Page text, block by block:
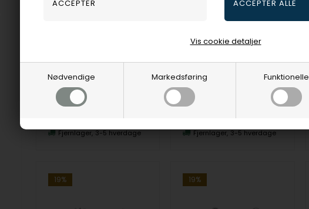
Nødvendige Markedsføring Funktionelle
Vis cookie detaljer
671-S144
Fjernlager 3-5 hverdage
364,00 DKR
671-S143
Fjernlager 3-5 hverdage
19% 19%